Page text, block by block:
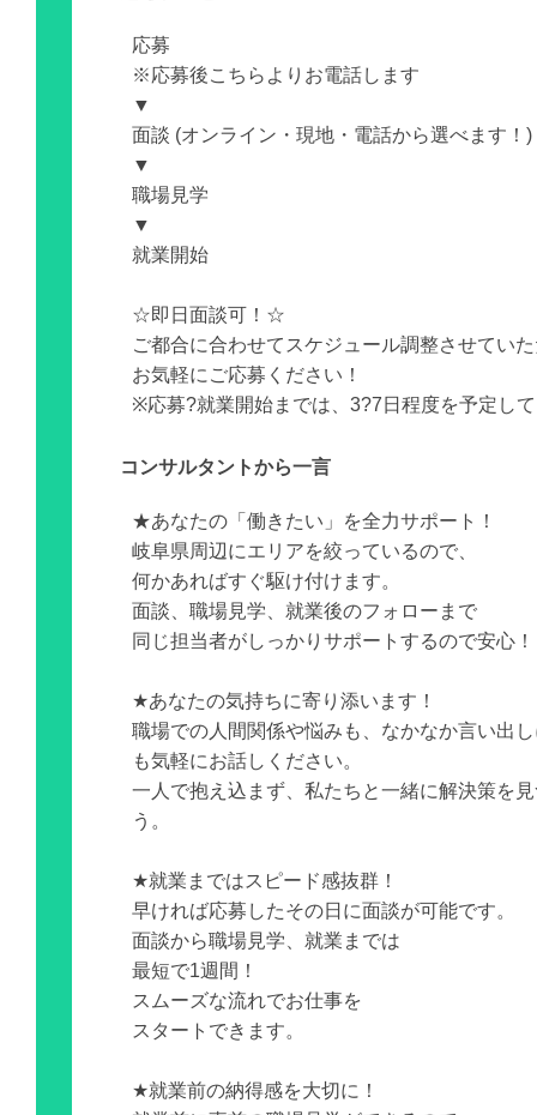
応募
※応募後こちらよりお電話します
▼
面談 (オンライン・現地・電話から選べます！)
▼
職場見学
▼
就業開始
☆即日面談可！☆
ご都合に合わせてスケジュール調整させてい
お気軽にご応募ください！
※応募?就業開始までは、3?7日程度を予定し
コンサルタントから一言
★あなたの「働きたい」を全力サポート！
岐阜県周辺にエリアを絞っているので、
何かあればすぐ駆け付けます。
面談、職場見学、就業後のフォローまで
同じ担当者がしっかりサポートするので安心！
★あなたの気持ちに寄り添います！
職場での人間関係や悩みも、なかなか言い出
も気軽にお話しください。
一人で抱え込まず、私たちと一緒に解決策を
う。
★就業まではスピード感抜群！
早ければ応募したその日に面談が可能です。
面談から職場見学、就業までは
最短で1週間！
スムーズな流れでお仕事を
スタートできます。
★就業前の納得感を大切に！